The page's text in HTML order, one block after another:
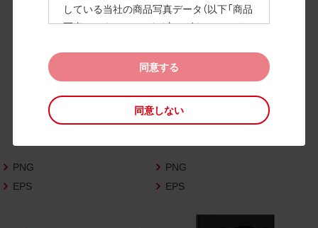
している当社の商品写真データ（以下「商品
写真データ」といいます）のダウンロードお
また、当社は、下記のCAD図データ利用規約
（以下「CAD図データ利用規約」といいます）
に同意いただいたお客様に限定して、本CA
D図ダウンロードページで公開している当
いいます）の利用を許諾いたします。
お客様が「同意する」ボタンをクリックされ
た場合、商品写真データ利用規約及びCAD
同意する
同意しない
高画質画像
PNG
EPS
PNG
EPS